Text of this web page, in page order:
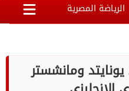
الرياضة المصرية
ومانشستر